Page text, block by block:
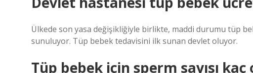
Ülkede son yasa değişikliğiyle birlikte, maddi durumu tüp
sunuluyor. Tüp bebek tedavisini ilk sunan devlet oluyor.
Tüp bebek için sperm sayısı kaç